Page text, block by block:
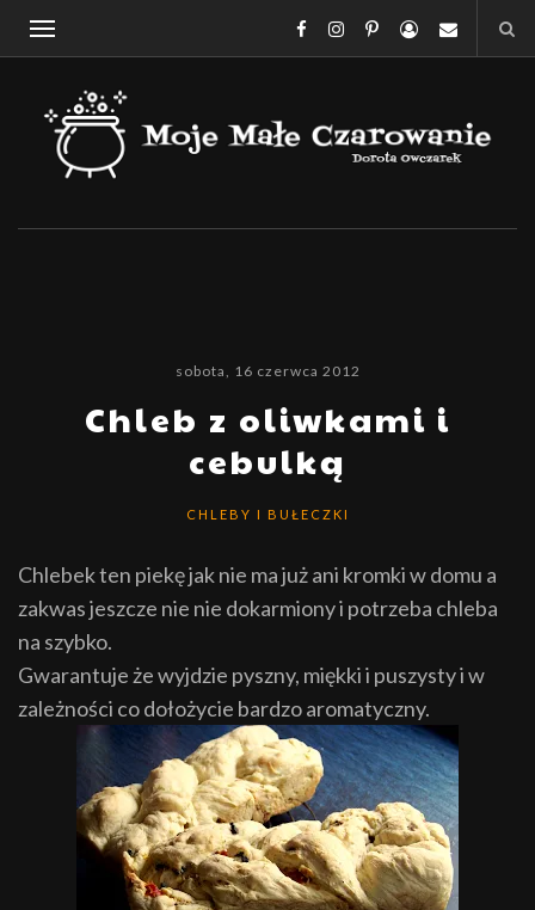
sobota, 16 czerwca 2012
Chleb z oliwkami i
cebulką
CHLEBY I BUŁECZKI
Chlebek ten piekę jak nie ma już ani kromki w domu a
zakwas jeszcze nie nie dokarmiony i potrzeba chleba
na szybko.
Gwarantuje że wyjdzie pyszny, miękki i puszysty i w
zależności co dołożycie bardzo aromatyczny.